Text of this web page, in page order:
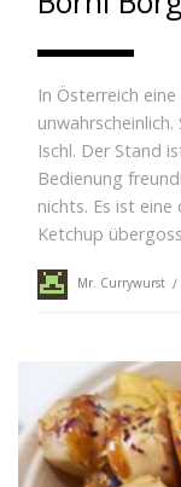
In Österreich
Ischl. Der Stand
Bedienung
nichts. Es ist
Ketchup
Mr. Currywurst /